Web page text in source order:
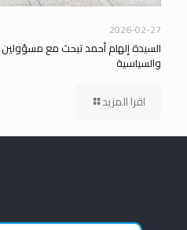
2026-02-27
السيدة إلهام أحمد تبحث مع مسؤولين
والسياسية
اقرا المزيد